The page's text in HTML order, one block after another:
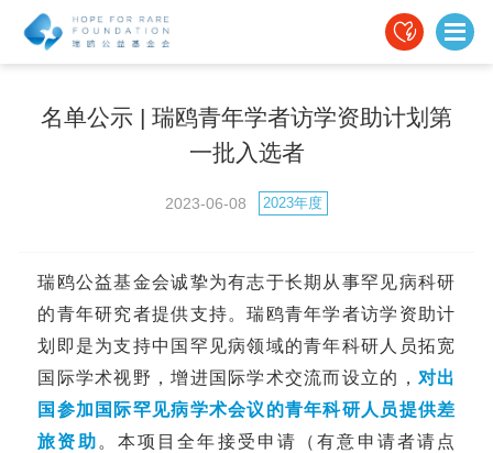
名单公示 | 瑞鸥青年学者访学资助计划第
一批入选者
2023-06-08 2023年度
瑞鸥公益基金会诚挚为有志于长期从事罕见病科研
的青年研究者提供支持。瑞鸥青年学者访学资助计
划即是为支持中国罕见病领域的青年科研人员拓宽
国际学术视野，增进国际学术交流而设立的， 对出
国参加国际罕见病学术会议的青年科研人员提供差
旅资助 。本项目全年接受申请（有意申请者请点